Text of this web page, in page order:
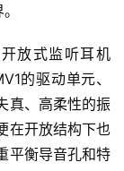
放式监听耳机
的驱动单元、
真、高柔性的振
在开放结构下也
平衡导音孔和特